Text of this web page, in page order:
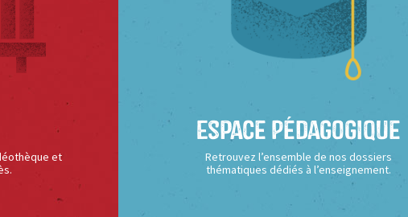
et
Espace Pédagogique
Retrouvez l’ensemble de nos dossiers
thématiques dédiés à l’enseignement.